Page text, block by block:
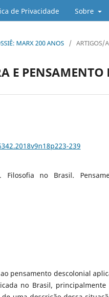
de Privacidade Sobre
MARX 200 ANOS / ARTIGOS/
E
239
Filosofia no Brasil.
pensamento descolonial
no Brasil, principalmente